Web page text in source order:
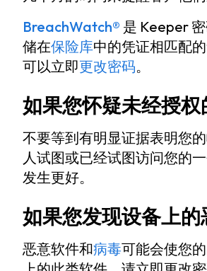
BreachWatch® 是 Keeper
储在保险库中的凭证相匹配
可以立即更改密码。
如果您怀疑未经授权
不要等到有明显证据表明您
人试图或已经试图访问您的
发生更好。
如果您发现设备上的
恶意软件和病毒可能会使您